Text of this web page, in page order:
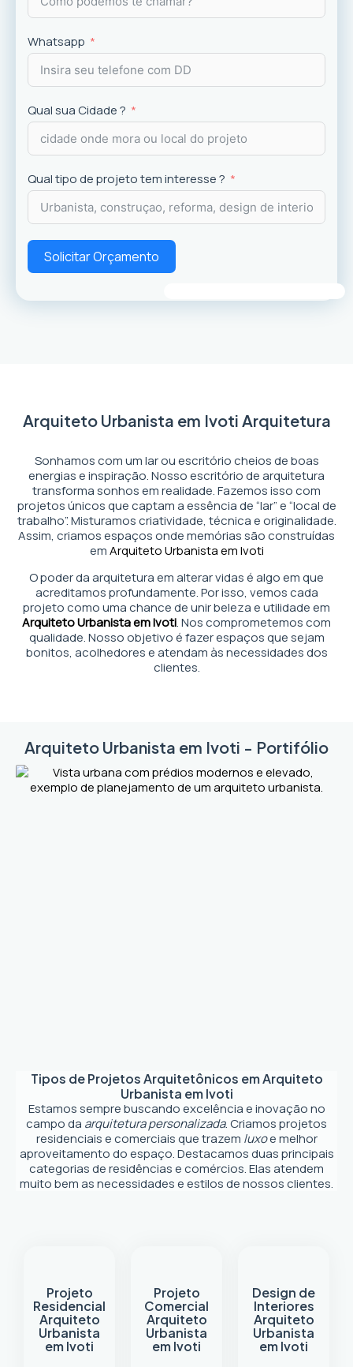
Whatsapp
Qual sua Cidade ?
Qual tipo de projeto tem interesse ?
Solicitar Orçamento
Arquiteto Urbanista em Ivoti Arquitetura
Sonhamos com um lar ou escritório cheios de boas
energias e inspiração. Nosso escritório de arquitetura
transforma sonhos em realidade. Fazemos isso com
projetos únicos que captam a essência de “lar” e “local de
trabalho”. Misturamos criatividade, técnica e originalidade.
Assim, criamos espaços onde memórias são construídas
emArquiteto Urbanista em Ivoti
O poder da arquitetura em alterar vidas é algo em que
acreditamos profundamente. Por isso, vemos cada
projeto como uma chance de unir beleza e utilidade em
Arquiteto Urbanista em Ivoti. Nos comprometemos com
qualidade. Nosso objetivo é fazer espaços que sejam
bonitos, acolhedores e atendam às necessidades dos
clientes.
Arquiteto Urbanista em Ivoti - Portifólio
Tipos de Projetos Arquitetônicos emArquiteto
Urbanista em Ivoti
Estamos sempre buscando excelência e inovação no
campo da arquitetura personalizada. Criamos projetos
residenciais e comerciais que trazem luxoe melhor
aproveitamento do espaço. Destacamos duas principais
categorias de residências e comércios. Elas atendem
muito bem as necessidades e estilos de nossos clientes.
Projeto
Residencial
Arquiteto
Urbanista
em Ivoti
Projeto
Comercial
Arquiteto
Urbanista
em Ivoti
Design de
Interiores
Arquiteto
Urbanista
em Ivoti